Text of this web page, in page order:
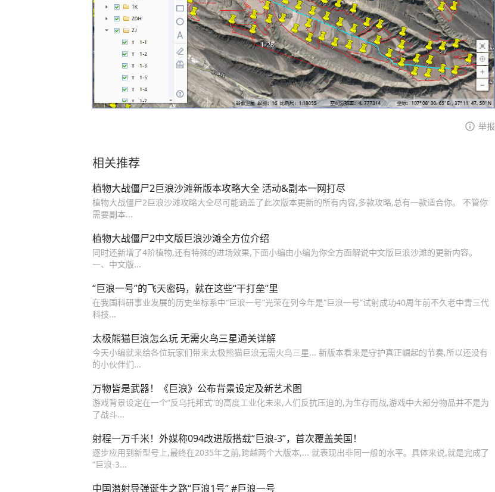
举报
相关推荐
植物大战僵尸2巨浪沙滩新版本攻略大全 活动&副本一网打尽
植物大战僵尸2巨浪沙滩攻略大全尽可能涵盖了此次版本更新的所有内容,多款攻略,总有一款适合你。 不管你
需要副本...
植物大战僵尸2中文版巨浪沙滩全方位介绍
同时还新增了4阶植物,还有特殊的进场效果,下面小编由小编为你全方面解说中文版巨浪沙滩的更新内容。
一、中文版...
“巨浪一号”的飞天密码，就在这些“干打垒”里
在我国科研事业发展的历史坐标系中“巨浪一号”光荣在列今年是“巨浪一号”试射成功40周年前不久老中青三代
科技...
太极熊猫巨浪怎么玩 无需火鸟三星通关详解
今天小编就来给各位玩家们带来太极熊猫巨浪无需火鸟三星... 新版本看来是守护真正崛起的节奏,所以还没有
的小伙伴们...
万物皆是武器！《巨浪》公布背景设定及新艺术图
游戏背景设定在一个“反乌托邦式”的高度工业化未来,人们反抗压迫的,为生存而战,游戏中大部分物品并不是为
了战斗...
射程一万千米！外媒称094改进版搭载“巨浪-3”，首次覆盖美国！
逐步应用到新型号上,最终在2035年之前,跨越两个大版本,... 就表现出非同一般的水平。具体来说,就是完成了
“巨浪-3...
中国潜射导弹诞生之路“巨浪1号” #巨浪一号